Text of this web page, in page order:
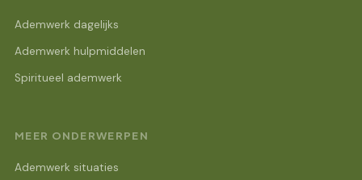
Ademwerk dagelijks
Ademwerk hulpmiddelen
Spiritueel ademwerk
MEER ONDERWERPEN
Ademwerk situaties